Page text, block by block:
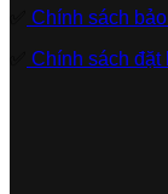
Chính sách
Chính sách đặt